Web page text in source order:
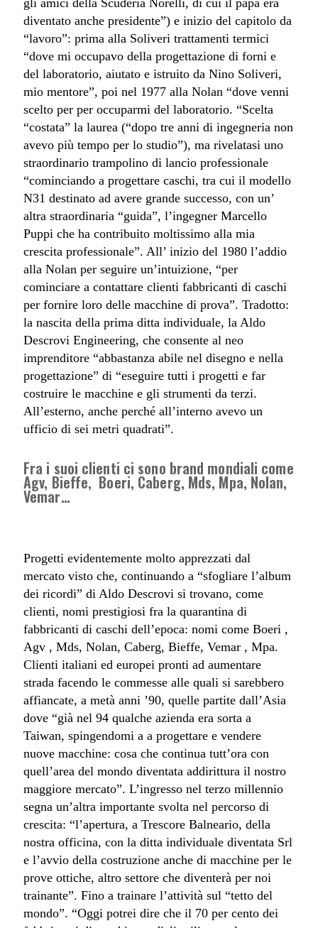
gli amici della Scuderia Norelli, di cui il papà era
diventato anche presidente”) e inizio del capitolo da
“lavoro”: prima alla Soliveri trattamenti termici
“dove mi occupavo della progettazione di forni e
del laboratorio, aiutato e istruito da Nino Soliveri,
mio mentore”, poi nel 1977 alla Nolan “dove venni
scelto per per occuparmi del laboratorio. “Scelta
“costata” la laurea (“dopo tre anni di ingegneria non
avevo più tempo per lo studio”), ma rivelatasi uno
straordinario trampolino di lancio professionale
“cominciando a progettare caschi, tra cui il modello
N31 destinato ad avere grande successo, con un’
altra straordinaria “guida”, l’ingegner Marcello
Puppi che ha contribuito moltissimo alla mia
crescita professionale”. All’ inizio del 1980 l’addio
alla Nolan per seguire un’intuizione, “per
cominciare a contattare clienti fabbricanti di caschi
per fornire loro delle macchine di prova”. Tradotto:
la nascita della prima ditta individuale, la Aldo
Descrovi Engineering, che consente al neo
imprenditore “abbastanza abile nel disegno e nella
progettazione” di “eseguire tutti i progetti e far
costruire le macchine e gli strumenti da terzi.
All’esterno, anche perché all’interno avevo un
ufficio di sei metri quadrati”.
Fra i suoi clienti ci sono brand mondiali come
Agv, Bieffe, Boeri, Caberg, Mds, Mpa, Nolan,
Vemar…
Progetti evidentemente molto apprezzati dal
mercato visto che, continuando a “sfogliare l’album
dei ricordi” di Aldo Descrovi si trovano, come
clienti, nomi prestigiosi fra la quarantina di
fabbricanti di caschi dell’epoca: nomi come Boeri ,
Agv , Mds, Nolan, Caberg, Bieffe, Vemar , Mpa.
Clienti italiani ed europei pronti ad aumentare
strada facendo le commesse alle quali si sarebbero
affiancate, a metà anni ’90, quelle partite dall’Asia
dove “già nel 94 qualche azienda era sorta a
Taiwan, spingendomi a a progettare e vendere
nuove macchine: cosa che continua tutt’ora con
quell’area del mondo diventata addirittura il nostro
maggiore mercato”. L’ingresso nel terzo millennio
segna un’altra importante svolta nel percorso di
crescita: “l’apertura, a Trescore Balneario, della
nostra officina, con la ditta individuale diventata Srl
e l’avvio della costruzione anche di macchine per le
prove ottiche, altro settore che diventerà per noi
trainante”. Fino a trainare l’attività sul “tetto del
mondo”. “Oggi potrei dire che il 70 per cento dei